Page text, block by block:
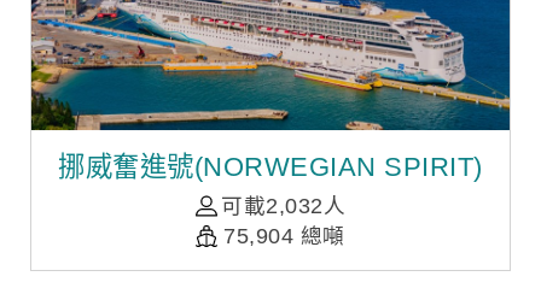
挪威奮進號(NORWEGIAN SPIRIT)
可載2,032人
75,904 總噸